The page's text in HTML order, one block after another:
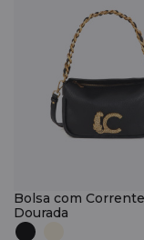
Bolsa com Corrente
Dourada